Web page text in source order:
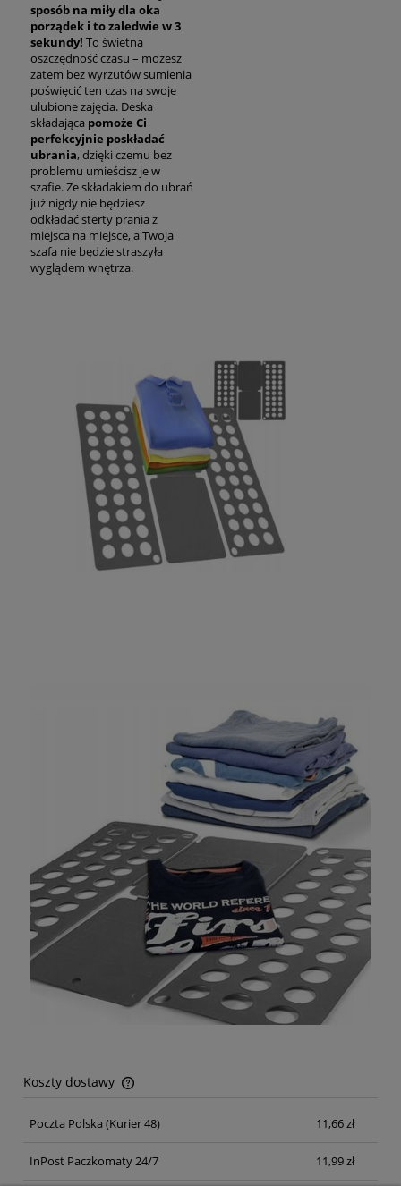
sposób na miły dla oka
porządek i to zaledwie w 3
sekundy! To świetna
oszczędność czasu – możesz
zatem bez wyrzutów sumienia
poświęcić ten czas na swoje
ulubione zajęcia. Deska
składająca pomoże Ci
perfekcyjnie poskładać
ubrania, dzięki czemu bez
problemu umieścisz je w
szafie. Ze składakiem do ubrań
już nigdy nie będziesz
odkładać sterty prania z
miejsca na miejsce, a Twoja
szafa nie będzie straszyła
wyglądem wnętrza.
Koszty dostawy
Cena nie zawiera ewentualnych kosztów płatności
Poczta Polska (Kurier 48) 11,66 zł
InPost Paczkomaty 24/7 11,99 zł